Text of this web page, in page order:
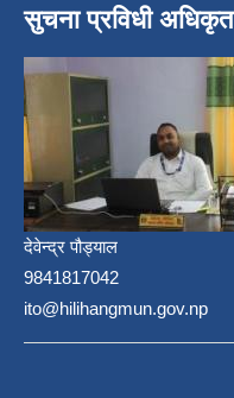
सुचना प्रविधी अधिकृत
देवेन्द्र पौड्याल
9841817042
ito@hilihangmun.gov.np